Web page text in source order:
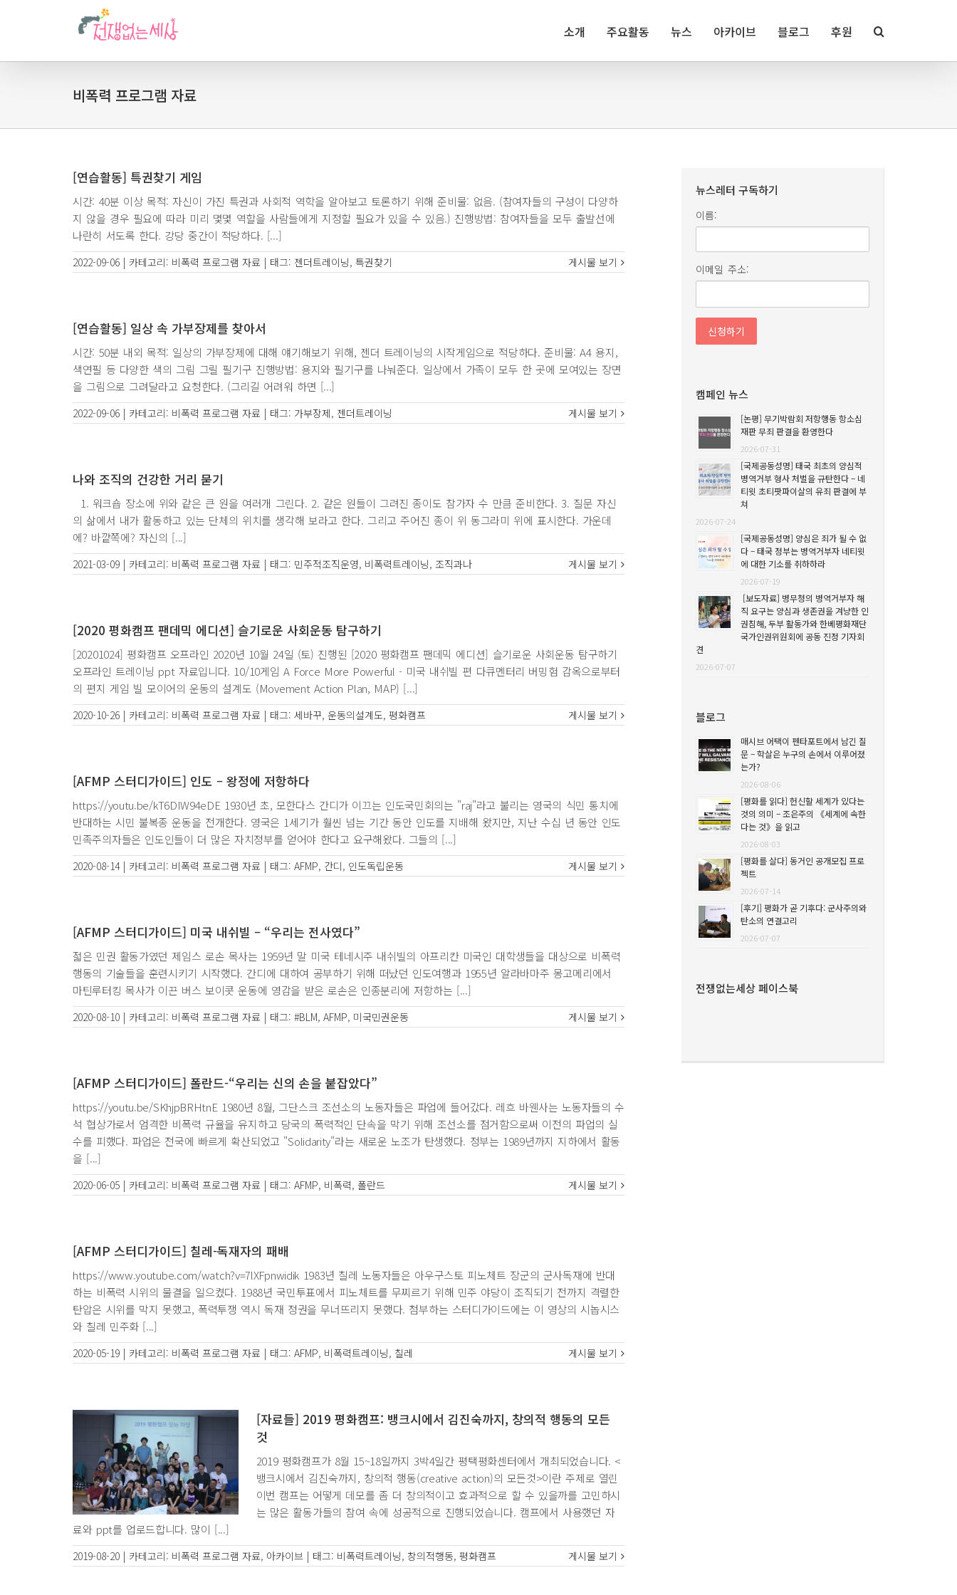
소개 주요활동 뉴스 아카이브 블로그 후원
비폭력 프로그램 자료
[연습활동] 특권찾기 게임
시간: 40분 이상 목적: 자신이 가진 특권과 사회적 역학을 알아보고 토론하기 위해 준비물: 없음. (참여자들의 구성이 다양하
지 않을 경우 필요에 따라 미리 몇몇 역할을 사람들에게 지정할 필요가 있을 수 있음.) 진행방법: 참여자들을 모두 출발선에
나란히 서도록 한다. 강당 중간이 적당하다. [...]
2022-09-06 | 카테고리: 비폭력 프로그램 자료 | 태그: 젠더트레이닝, 특권찾기 게시물 보기
[연습활동] 일상 속 가부장제를 찾아서
시간: 50분 내외 목적: 일상의 가부장제에 대해 얘기해보기 위해, 젠더 트레이닝의 시작게임으로 적당하다. 준비물: A4 용지,
색연필 등 다양한 색의 그림 그릴 필기구 진행방법: 용지와 필기구를 나눠준다. 일상에서 가족이 모두 한 곳에 모여있는 장면
을 그림으로 그려달라고 요청한다. (그리길 어려워 하면 [...]
2022-09-06 | 카테고리: 비폭력 프로그램 자료 | 태그: 가부장제, 젠더트레이닝 게시물 보기
나와 조직의 건강한 거리 묻기
1. 워크숍 장소에 위와 같은 큰 원을 여러개 그린다. 2. 같은 원들이 그려진 종이도 참가자 수 만큼 준비한다. 3. 질문 자신
의 삶에서 내가 활동하고 있는 단체의 위치를 생각해 보라고 한다. 그리고 주어진 종이 위 동그라미 위에 표시한다. 가운데
에? 바깥쪽에? 자신의 [...]
2021-03-09 | 카테고리: 비폭력 프로그램 자료 | 태그: 민주적조직운영, 비폭력트레이닝, 조직과나 게시물 보기
[2020 평화캠프 팬데믹 에디션] 슬기로운 사회운동 탐구하기
[20201024] 평화캠프 오프라인 2020년 10월 24일 (토) 진행된 [2020 평화캠프 팬데믹 에디션] 슬기로운 사회운동 탐구하기
오프라인 트레이닝 ppt 자료입니다. 10/10게임 A Force More Powerful - 미국 내쉬빌 편 다큐멘터리 버밍험 감옥으로부터
의 편지 게임 빌 모이어의 운동의 설계도 (Movement Action Plan, MAP) [...]
2020-10-26 | 카테고리: 비폭력 프로그램 자료 | 태그: 세바꾸, 운동의설계도, 평화캠프 게시물 보기
[AFMP 스터디가이드] 인도 – 왕정에 저항하다
https://youtu.be/kT6DIW94eDE 1930년 초, 모한다스 간디가 이끄는 인도국민회의는 "raj"라고 불리는 영국의 식민 통치에
반대하는 시민 불복종 운동을 전개한다. 영국은 1세기가 훨씬 넘는 기간 동안 인도를 지배해 왔지만, 지난 수십 년 동안 인도
민족주의자들은 인도인들이 더 많은 자치정부를 얻어야 한다고 요구해왔다. 그들의 [...]
2020-08-14 | 카테고리: 비폭력 프로그램 자료 | 태그: AFMP, 간디, 인도독립운동 게시물 보기
[AFMP 스터디가이드] 미국 내쉬빌 – “우리는 전사였다”
젋은 민권 활동가였던 제임스 로손 목사는 1959년 말 미국 테네시주 내쉬빌의 아프리칸 미국인 대학생들을 대상으로 비폭력
행동의 기술들을 훈련시키기 시작했다. 간디에 대하여 공부하기 위해 떠났던 인도여행과 1955년 알라바마주 몽고메리에서
마틴루터킹 목사가 이끈 버스 보이콧 운동에 영감을 받은 로손은 인종분리에 저항하는 [...]
2020-08-10 | 카테고리: 비폭력 프로그램 자료 | 태그: #BLM, AFMP, 미국민권운동 게시물 보기
[AFMP 스터디가이드] 폴란드-“우리는 신의 손을 붙잡았다”
https://youtu.be/SKhjpBRHtnE 1980년 8월, 그단스크 조선소의 노동자들은 파업에 들어갔다. 레흐 바웬사는 노동자들의 수
석 협상가로서 엄격한 비폭력 규율을 유지하고 당국의 폭력적인 단속을 막기 위해 조선소를 점거함으로써 이전의 파업의 실
수를 피했다. 파업은 전국에 빠르게 확산되었고 "Solidarity"라는 새로운 노조가 탄생했다. 정부는 1989년까지 지하에서 활동
을 [...]
2020-06-05 | 카테고리: 비폭력 프로그램 자료 | 태그: AFMP, 비폭력, 폴란드 게시물 보기
[AFMP 스터디가이드] 칠레-독재자의 패배
https://www.youtube.com/watch?v=7lXFpnwidik 1983년 칠레 노동자들은 아우구스토 피노체트 장군의 군사독재에 반대
하는 비폭력 시위의 물결을 일으켰다. 1988년 국민투표에서 피노체트를 무찌르기 위해 민주 야당이 조직되기 전까지 격렬한
탄압은 시위를 막지 못했고, 폭력투쟁 역시 독재 정권을 무너뜨리지 못했다. 첨부하는 스터디가이드에는 이 영상의 시놉시스
와 칠레 민주화 [...]
2020-05-19 | 카테고리: 비폭력 프로그램 자료 | 태그: AFMP, 비폭력트레이닝, 칠레 게시물 보기
[자료들] 2019 평화캠프: 뱅크시에서 김진숙까지, 창의적 행동의 모든
것
2019 평화캠프가 8월 15~18일까지 3박4일간 평택평화센터에서 개최되었습니다. <
뱅크시에서 김진숙까지, 창의적 행동(creative action)의 모든것>이란 주제로 열린
이번 캠프는 어떻게 데모를 좀 더 창의적이고 효과적으로 할 수 있을까를 고민하시
는 많은 활동가들의 참여 속에 성공적으로 진행되었습니다. 캠프에서 사용했던 자
료와 ppt를 업로드합니다. 많이 [...]
2019-08-20 | 카테고리: 비폭력 프로그램 자료, 아카이브 | 태그: 비폭력트레이닝, 창의적행동, 평화캠프 게시물 보기
뉴스레터 구독하기
이름:
이메일 주소:
캠페인 뉴스
[논평] 무기박람회 저항행동 항소심
재판 무죄 판결을 환영한다
2026-07-31
[국제공동성명] 태국 최초의 양심적
병역거부 형사 처벌을 규탄한다 – 네
티윗 초티팟파이살의 유죄 판결에 부
쳐
2026-07-24
[국제공동성명] 양심은 죄가 될 수 없
다 – 태국 정부는 병역거부자 네티윗
에 대한 기소를 취하하라
2026-07-19
[보도자료] 병무청의 병역거부자 해
직 요구는 양심과 생존권을 겨냥한 인
권침해, 두부 활동가와 한베평화재단
국가인권위원회에 공동 진정 기자회
견
2026-07-07
블로그
매시브 어택이 펜타포트에서 남긴 질
문 – 학살은 누구의 손에서 이루어졌
는가?
2026-08-06
[평화를 읽다] 헌신할 세계가 있다는
것의 의미 – 조은주의 《세계에 속한
다는 것》을 읽고
2026-08-03
[평화를 살다] 동거인 공개모집 프로
젝트
2026-07-14
[후기] 평화가 곧 기후다: 군사주의와
탄소의 연결고리
2026-07-07
전쟁없는세상 페이스북